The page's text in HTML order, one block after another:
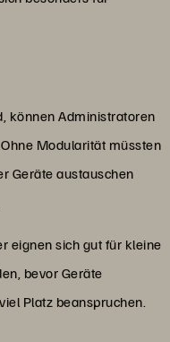
können Administratoren
Modularität müssten
Geräte austauschen
eignen sich gut für kleine
bevor Geräte
Platz beanspruchen.